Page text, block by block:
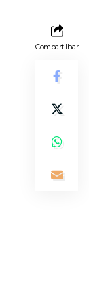
Compartilhar